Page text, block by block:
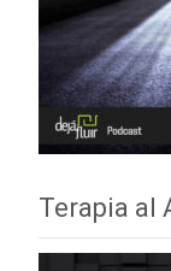
Terapia al